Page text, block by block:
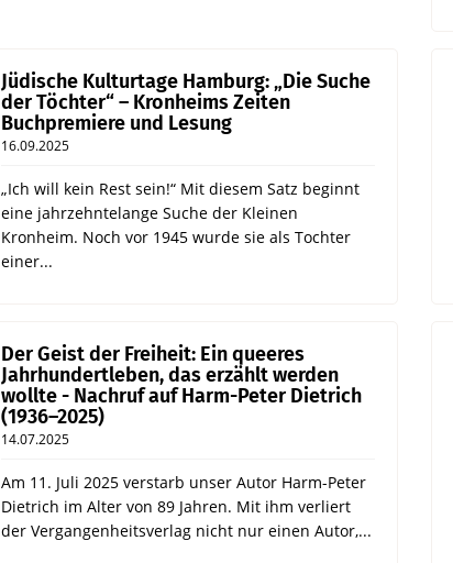
Jüdische Kulturtage Hamburg: „Die Suche
der Töchter“ – Kronheims Zeiten
Buchpremiere und Lesung
16.09.2025
„Ich will kein Rest sein!“ Mit diesem Satz beginnt
eine jahrzehntelange Suche der Kleinen
Kronheim. Noch vor 1945 wurde sie als Tochter
einer...
Der Geist der Freiheit: Ein queeres
Jahrhundertleben, das erzählt werden
wollte - Nachruf auf Harm-Peter Dietrich
(1936–2025)
14.07.2025
Am 11. Juli 2025 verstarb unser Autor Harm-Peter
Dietrich im Alter von 89 Jahren. Mit ihm verliert
der Vergangenheitsverlag nicht nur einen Autor,...